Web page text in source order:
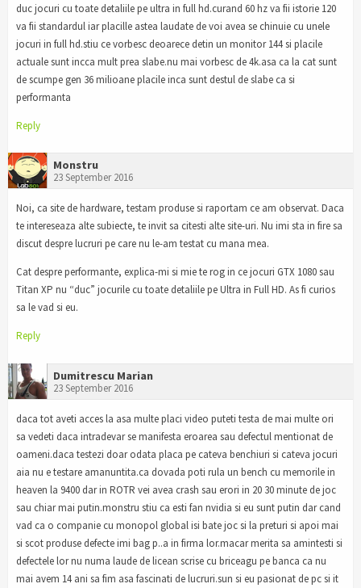
duc jocuri cu toate detaliile pe ultra in full hd.curand 60 hz va fii istorie 120
va fii standardul iar placille astea laudate de voi avea se chinuie cu unele
jocuri in full hd.stiu ce vorbesc deoarece detin un monitor 144 si placile
actuale sunt incca mult prea slabe.nu mai vorbesc de 4k.asa ca la cat sunt
de scumpe gen 36 milioane placile inca sunt destul de slabe ca si
performanta
Reply
Monstru
23 September 2016
Noi, ca site de hardware, testam produse si raportam ce am observat. Daca
te intereseaza alte subiecte, te invit sa citesti alte site-uri. Nu imi sta in fire sa
discut despre lucruri pe care nu le-am testat cu mana mea.
Cat despre performante, explica-mi si mie te rog in ce jocuri GTX 1080 sau
Titan XP nu “duc” jocurile cu toate detaliile pe Ultra in Full HD. As fi curios
sa le vad si eu.
Reply
Dumitrescu Marian
23 September 2016
daca tot aveti acces la asa multe placi video puteti testa de mai multe ori
sa vedeti daca intradevar se manifesta eroarea sau defectul mentionat de
oameni.daca testezi doar odata placa pe cateva benchiuri si cateva jocuri
aia nu e testare amanuntita.ca dovada poti rula un bench cu memorile in
heaven la 9400 dar in ROTR vei avea crash sau erori in 20 30 minute de joc
sau chiar mai putin.monstru stiu ca esti fan nvidia si eu sunt putin dar cand
vad ca o companie cu monopol global isi bate joc si la preturi si apoi mai
si scot produse defecte imi bag p..a in firma lor.macar merita sa amintesti si
defectele lor nu numa laude de licean scrise cu briceagu pe banca ca nu
mai avem 14 ani sa fim asa fascinati de lucruri.sun si eu pasionat de pc si it